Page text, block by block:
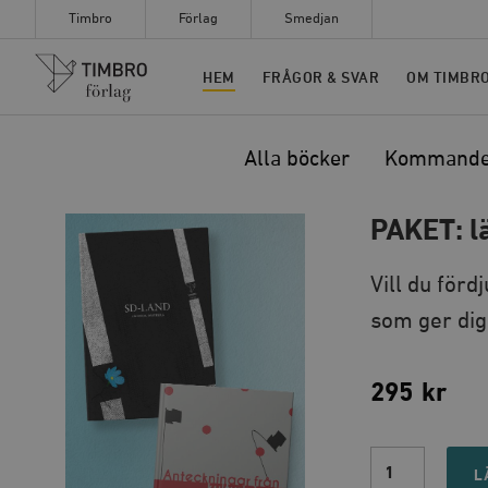
Timbro Förlag Smedjan
Timbro
HEM FRÅGOR & SVAR OM
Alla böcker
PAKET:
Vill du
som ger
295 kr
läs